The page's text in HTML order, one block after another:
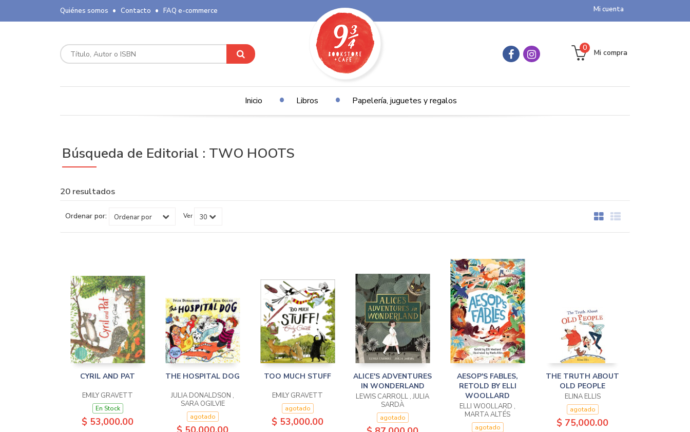
Mi cuenta
Quiénes somos Contacto FAQ e-commerce
Mi compra
0
Inicio Libros Papelería, juguetes y regalos
Búsqueda de Editorial : TWO HOOTS
20 resultados
Ordenar por: Ver
CYRIL AND PAT
EMILY GRAVETT
En Stock
$ 53,000.00
THE HOSPITAL DOG
JULIA DONALDSON ,
SARA OGILVIE
agotado
TOO MUCH STUFF
EMILY GRAVETT
agotado
$ 53,000.00
ALICE'S ADVENTURES
IN WONDERLAND
LEWIS CARROLL , JULIA
SARDÀ
agotado
AESOP'S FABLES,
RETOLD BY ELLI
WOOLLARD
ELLI WOOLLARD ,
MARTA ALTÉS
agotado
THE TRUTH ABOUT
OLD PEOPLE
ELINA ELLIS
agotado
$ 75,000.00